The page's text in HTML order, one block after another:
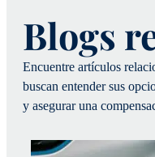
Blogs
Encuentre artículos
buscan entender sus
y asegurar una